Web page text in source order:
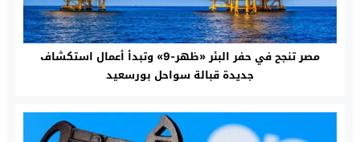
مصر تنجح في حفر البئر «ظهر-9» وتبدأ أعمال استكشاف
جديدة قبالة سواحل بورسعيد